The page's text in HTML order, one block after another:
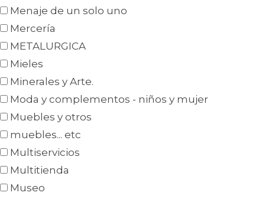
Menaje de un solo uno
Mercería
METALURGICA
Mieles
Minerales y Arte.
Moda y complementos - niños y mujer
Muebles y otros
muebles... etc
Multiservicios
Multitienda
Museo